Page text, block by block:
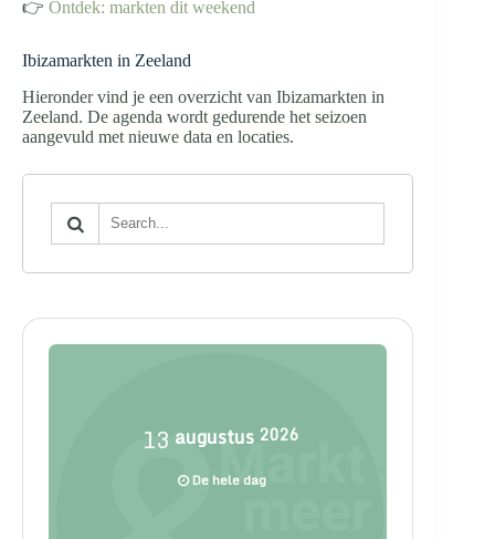
👉 Ontdek: markten dit weekend
Ibizamarkten in Zeeland
Hieronder vind je een overzicht van Ibizamarkten in
Zeeland. De agenda wordt gedurende het seizoen
aangevuld met nieuwe data en locaties.
13 augustus 2026
De hele dag